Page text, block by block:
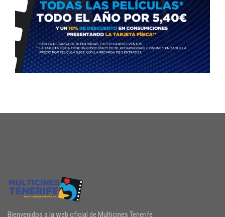
Bienvenidos a la web oficial de Multicines Tenerife